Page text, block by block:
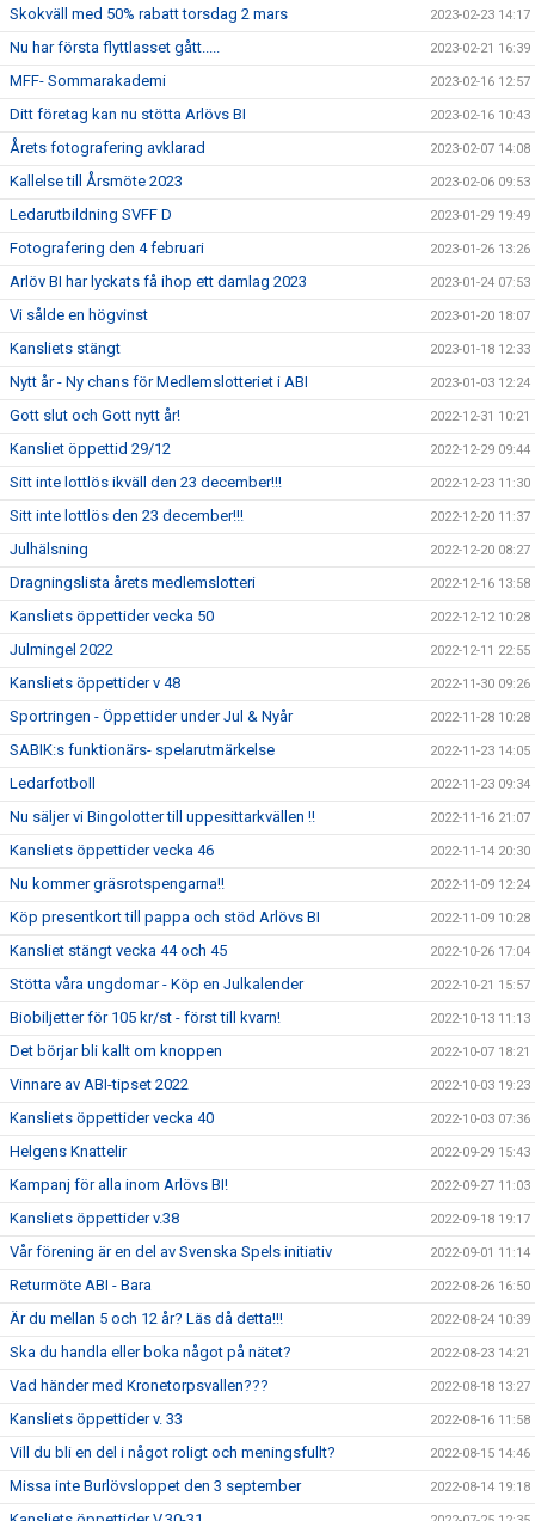
Skokväll med 50% rabatt torsdag 2 mars 2023-02-23 14:17
Nu har första flyttlasset gått..... 2023-02-21 16:39
MFF- Sommarakademi 2023-02-16 12:57
Ditt företag kan nu stötta Arlövs BI 2023-02-16 10:43
Årets fotografering avklarad 2023-02-07 14:08
Kallelse till Årsmöte 2023 2023-02-06 09:53
Ledarutbildning SVFF D 2023-01-29 19:49
Fotografering den 4 februari 2023-01-26 13:26
Arlöv BI har lyckats få ihop ett damlag 2023 2023-01-24 07:53
Vi sålde en högvinst 2023-01-20 18:07
Kansliets stängt 2023-01-18 12:33
Nytt år - Ny chans för Medlemslotteriet i ABI 2023-01-03 12:24
Gott slut och Gott nytt år! 2022-12-31 10:21
Kansliet öppettid 29/12 2022-12-29 09:44
Sitt inte lottlös ikväll den 23 december!!! 2022-12-23 11:30
Sitt inte lottlös den 23 december!!! 2022-12-20 11:37
Julhälsning 2022-12-20 08:27
Dragningslista årets medlemslotteri 2022-12-16 13:58
Kansliets öppettider vecka 50 2022-12-12 10:28
Julmingel 2022 2022-12-11 22:55
Kansliets öppettider v 48 2022-11-30 09:26
Sportringen - Öppettider under Jul & Nyår 2022-11-28 10:28
SABIK:s funktionärs- spelarutmärkelse 2022-11-23 14:05
Ledarfotboll 2022-11-23 09:34
Nu säljer vi Bingolotter till uppesittarkvällen !! 2022-11-16 21:07
Kansliets öppettider vecka 46 2022-11-14 20:30
Nu kommer gräsrotspengarna!! 2022-11-09 12:24
Köp presentkort till pappa och stöd Arlövs BI 2022-11-09 10:28
Kansliet stängt vecka 44 och 45 2022-10-26 17:04
Stötta våra ungdomar - Köp en Julkalender 2022-10-21 15:57
Biobiljetter för 105 kr/st - först till kvarn! 2022-10-13 11:13
Det börjar bli kallt om knoppen 2022-10-07 18:21
Vinnare av ABI-tipset 2022 2022-10-03 19:23
Kansliets öppettider vecka 40 2022-10-03 07:36
Helgens Knattelir 2022-09-29 15:43
Kampanj för alla inom Arlövs BI! 2022-09-27 11:03
Kansliets öppettider v.38 2022-09-18 19:17
Vår förening är en del av Svenska Spels initiativ 2022-09-01 11:14
Returmöte ABI - Bara 2022-08-26 16:50
Är du mellan 5 och 12 år? Läs då detta!!! 2022-08-24 10:39
Ska du handla eller boka något på nätet? 2022-08-23 14:21
Vad händer med Kronetorpsvallen??? 2022-08-18 13:27
Kansliets öppettider v. 33 2022-08-16 11:58
Vill du bli en del i något roligt och meningsfullt? 2022-08-15 14:46
Missa inte Burlövsloppet den 3 september 2022-08-14 19:18